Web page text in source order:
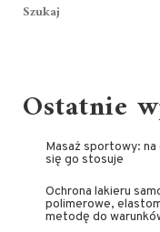
Szukaj
Ostatnie
Masaż sportowy:
się go stosuje
Ochrona lakieru
polimerowe,
metodę do